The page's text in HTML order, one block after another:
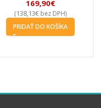
169,90€
(138,13€bez DPH)
PRIDAŤ DO KOŠÍKA